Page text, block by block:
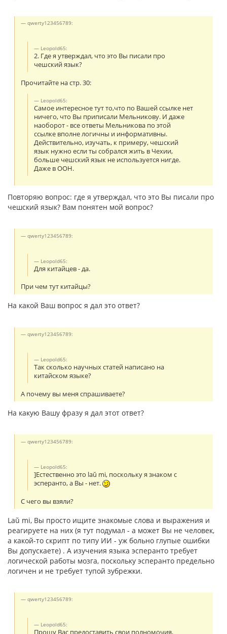
qwerty123456789:
Leopold65:
2. Где я утверждал, что это Вы писали про
чешский язык?
Прочитайте на стр. 30:
Leopold65:
Самое интересное тут то,что по Вашей ссылке нет
ничего, что Вы приписали Мельникову. И даже
наоборот - все ответы Мельникова по этой
ссылке вполне логичны и информативны.
Действительно, изучать, к примеру, чешский
язык нужно если ты собрался жить в Чехии,
больше чешский язык не используется нигде.
Даже в ООН.
Повторяю вопрос: где я утверждал, что это Вы писали про
чешский язык? Вам понятен мой вопрос?
qwerty123456789:
Leopold65:
Для китайцев - да.
При чем тут китайцы?
На какой Ваш вопрос я дал это ответ?
qwerty123456789:
Leopold65:
Так сколько научных статей написано на
китайском языке?
А почему вы меня спрашиваете?
На какую Вашу фразу я дал этот ответ?
qwerty123456789:
Leopold65:
]Естественно это laŭ mi, поскольку я знаком с
эсперанто, а Вы - нет.
С чего вы взяли?
Laŭ mi, Вы просто ищите знакомые слова и выражения и
реагируете на них (я тут подумал - а может Вы не человек,
а какой-то скрипт по типу ИИ - уж больно глупые ошибки
Вы допускаете) . А изучения языка эсперанто требует
логической работы мозга, поскольку эсперанто предельно
логичен и не требует тупой зубрежки.
qwerty123456789:
Leopold65: